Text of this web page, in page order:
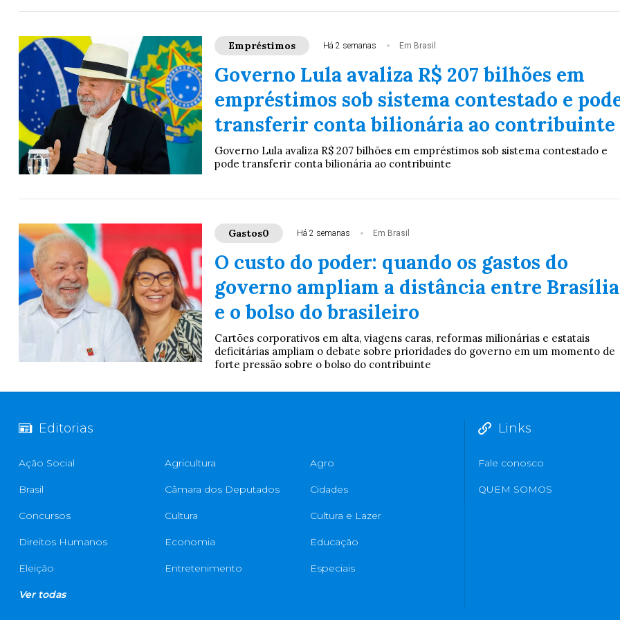
Empréstimos Há 2 semanas Em Brasil
Governo Lula avaliza R$ 207 bilhões em
empréstimos sob sistema contestado e
transferir conta bilionária ao contribuinte
Governo Lula avaliza R$ 207 bilhões em empréstimos sob sistema contestado e
pode transferir conta bilionária ao contribuinte
Gastos0 Há 2 semanas Em Brasil
O custo do poder: quando os gastos do
governo ampliam a distância entre Brasília
e o bolso do brasileiro
Cartões corporativos em alta, viagens caras, reformas milionárias e estatais
deficitárias ampliam o debate sobre prioridades do governo em um momento de
forte pressão sobre o bolso do contribuinte
Editorias
Ação Social Agricultura Agro
Brasil Câmara dos Deputados Cidades
Concursos Cultura Cultura e Lazer
Direitos Humanos Economia Educação
Eleição Entretenimento Especiais
Ver todas
Links
Fale conosco
QUEM SOMOS